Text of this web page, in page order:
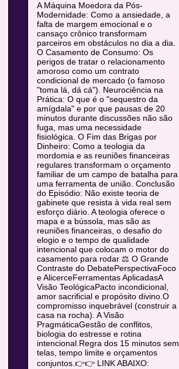
A Máquina Moedora da Pós-
Modernidade: Como a ansiedade, a
falta de margem emocional e o
cansaço crônico transformam
parceiros em obstáculos no dia a dia.
O Casamento de Consumo: Os
perigos de tratar o relacionamento
amoroso como um contrato
condicional de mercado (o famoso
"toma lá, dá cá"). Neurociência na
Prática: O que é o "sequestro da
amígdala" e por que pausas de 20
minutos durante discussões não são
fuga, mas uma necessidade
fisiológica. O Fim das Brigas por
Dinheiro: Como a teologia da
mordomia e as reuniões financeiras
regulares transformam o orçamento
familiar de um campo de batalha para
uma ferramenta de união. Conclusão
do Episódio: Não existe teoria de
gabinete que resista à vida real sem
esforço diário. A teologia oferece o
mapa e a bússola, mas são as
reuniões financeiras, o desafio do
elogio e o tempo de qualidade
intencional que colocam o motor do
casamento para rodar ⚖️ O Grande
Contraste do DebatePerspectivaFoco
e AlicerceFerramentas AplicadasA
Visão TeológicaPacto incondicional,
amor sacrificial e propósito divino.O
compromisso inquebrável (construir a
casa na rocha). A Visão
PragmáticaGestão de conflitos,
biologia do estresse e rotina
intencional.Regra dos 15 minutos sem
telas, tempo limite e orçamentos
conjuntos.👉👉 LINK ABAIXO: